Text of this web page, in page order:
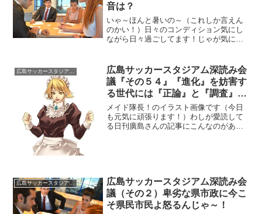
音は？
いゃ～ほんと暑いの～（これしか言えん
のかい！）日々のコンディション気にし
ながら日々過ごしてます！じゃが気にな
じゃの～！ほんま何隠しとるん？
広島サッカースタジアム深読み会議
広島サッカースタジアム深読み会
議『その５４』『進化』を妨害す
る世代には『正論』と『調査』
を！『封印』は許さないで～！
メイド隊長！のイラスト画像です（今日
も元気に頑張ります！）わしが愛読して
る日刊廣島さんの記事にこんなのがあっ
広島サッカースタジアム深読み会議
広島サッカースタジアム深読み会
議（その２）卑劣な県市政に今こ
そ県民市民よ怒るんじゃ～！